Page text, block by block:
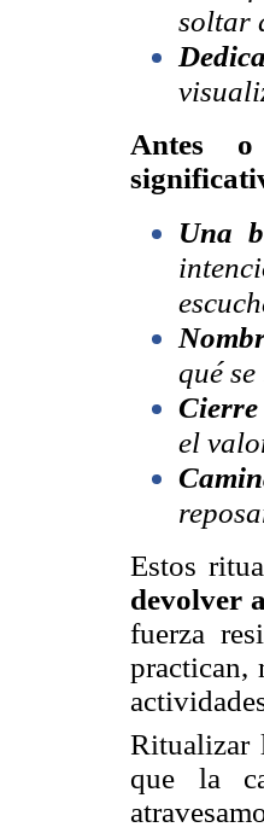
soltar
Antes o
Una
qué
Cierre
el
Estos
devolver
fuerza
practican,
Ritualizar
que la